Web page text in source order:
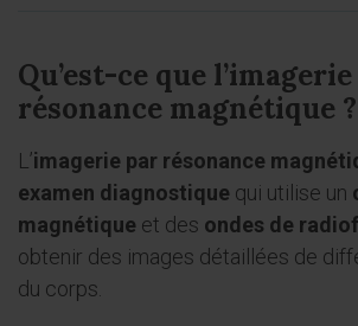
Qu’est-ce que
résonance magnétique ?
L’imagerie par résonance
examen diagnostique qui utilise un
magnétique et des ondes de
obtenir des images détaillées de
du corps.